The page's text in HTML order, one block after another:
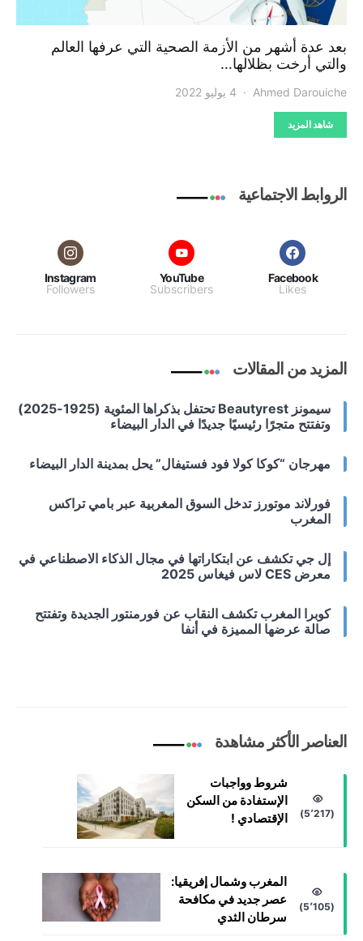
بعد عدة أشهر من الأزمة الصحية التي عرفها العالم
والتي أرخت بظلالها…
Ahmed Darouiche 4 يوليو 2022
شاهد المزيد
الروابط الاجتماعية
Facebook
Likes
YouTube
Subscribers
Instagram
Followers
المزيد من المقالات
سيمونز Beautyrest تحتفل بذكراها المئوية (1925-2025)
وتفتتح متجرًا رئيسيًا جديدًا في الدار البيضاء
مهرجان “كوكا كولا فود فستيفال” يحل بمدينة الدار البيضاء
فورلاند موتورز تدخل السوق المغربية عبر بامي تراكس
المغرب
إل جي تكشف عن ابتكاراتها في مجال الذكاء الاصطناعي في
معرض CES لاس فيغاس 2025
كوبرا المغرب تكشف النقاب عن فورمنتور الجديدة وتفتتح
صالة عرضها المميزة في أنفا
العناصر الأكثر مشاهدة
شروط وواجبات
الإستفادة من السكن
الإقتصادي !
(5٬217)
المغرب وشمال إفريقيا:
عصر جديد في مكافحة
سرطان الثدي
(5٬105)